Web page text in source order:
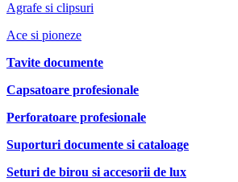
Agrafe si clipsuri
Ace si pioneze
Tavite documente
Capsatoare profesionale
Perforatoare profesionale
Suporturi documente si cataloage
Seturi de birou si accesorii de lux